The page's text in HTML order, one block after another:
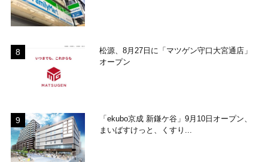
松源、8月27日に「マツゲン守口大宮通店」
オープン
「ekubo京成 新鎌ケ谷」9月10日オープン、
まいばすけっと、くすり...